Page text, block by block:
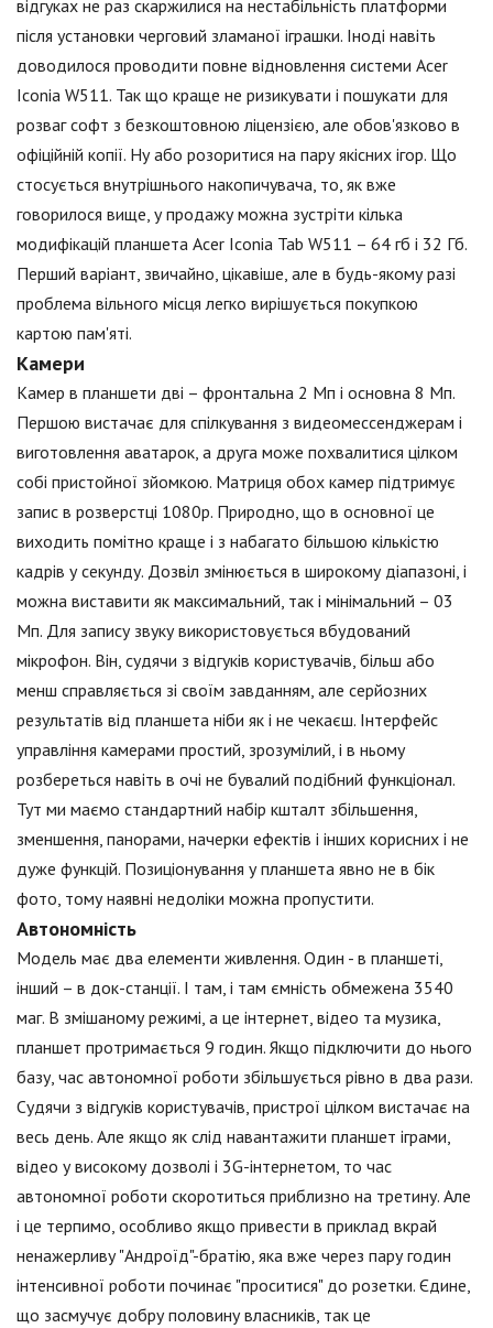
відгуках не раз скаржилися на нестабільність платформи
після установки черговий зламаної іграшки. Іноді навіть
доводилося проводити повне відновлення системи Acer
Iconia W511. Так що краще не ризикувати і пошукати для
розваг софт з безкоштовною ліцензією, але обов'язково в
офіційній копії. Ну або розоритися на пару якісних ігор. Що
стосується внутрішнього накопичувача, то, як вже
говорилося вище, у продажу можна зустріти кілька
модифікацій планшета Acer Iconia Tab W511 – 64 гб і 32 Гб.
Перший варіант, звичайно, цікавіше, але в будь-якому разі
проблема вільного місця легко вирішується покупкою
картою пам'яті.
Камери
Камер в планшети дві – фронтальна 2 Мп і основна 8 Мп.
Першою вистачає для спілкування з видеомессенджерам і
виготовлення аватарок, а друга може похвалитися цілком
собі пристойної зйомкою. Матриця обох камер підтримує
запис в розверстці 1080р. Природно, що в основної це
виходить помітно краще і з набагато більшою кількістю
кадрів у секунду. Дозвіл змінюється в широкому діапазоні, і
можна виставити як максимальний, так і мінімальний – 03
Мп. Для запису звуку використовується вбудований
мікрофон. Він, судячи з відгуків користувачів, більш або
менш справляється зі своїм завданням, але серйозних
результатів від планшета ніби як і не чекаєш. Інтерфейс
управління камерами простий, зрозумілий, і в ньому
розбереться навіть в очі не бувалий подібний функціонал.
Тут ми маємо стандартний набір кшталт збільшення,
зменшення, панорами, начерки ефектів і інших корисних і не
дуже функцій. Позиціонування у планшета явно не в бік
фото, тому наявні недоліки можна пропустити.
Автономність
Модель має два елементи живлення. Один - в планшеті,
інший – в док-станції. І там, і там ємність обмежена 3540
маг. В змішаному режимі, а це інтернет, відео та музика,
планшет протримається 9 годин. Якщо підключити до нього
базу, час автономної роботи збільшується рівно в два рази.
Судячи з відгуків користувачів, пристрої цілком вистачає на
весь день. Але якщо як слід навантажити планшет іграми,
відео у високому дозволі і 3G-інтернетом, то час
автономної роботи скоротиться приблизно на третину. Але
і це терпимо, особливо якщо привести в приклад вкрай
ненажерливу "Андроїд"-братію, яка вже через пару годин
інтенсивної роботи починає "проситися" до розетки. Єдине,
що засмучує добру половину власників, так це